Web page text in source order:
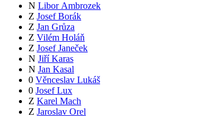
N Libor Ambrozek
Z Josef Borák
Z Jan Grůza
Z Vilém Holáň
Z Josef Janeček
N Jiří Karas
N Jan Kasal
0 Věnceslav Lukáš
0 Josef Lux
Z Karel Mach
Z Jaroslav Orel